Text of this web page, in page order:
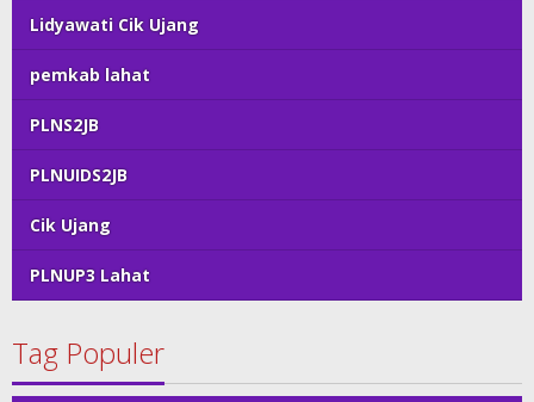
Lidyawati Cik Ujang
pemkab lahat
PLNS2JB
PLNUIDS2JB
Cik Ujang
PLNUP3 Lahat
Tag Populer